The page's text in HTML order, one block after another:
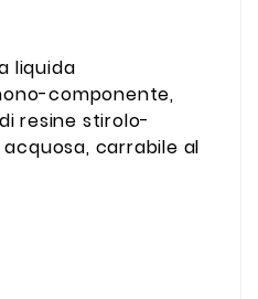
liquida
componente,
resine stirolo-
carrabile al